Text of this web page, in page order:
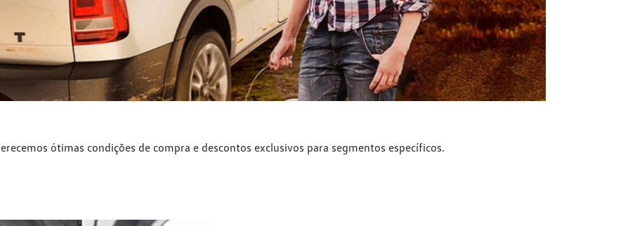
ótimas condições de compra e descontos exclusivos para segmentos específicos.